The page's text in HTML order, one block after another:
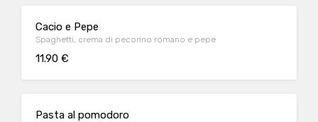
Cacio e Pepe
Spaghetti, crema di pecorino romano e pepe
11.90 €
Pasta al pomodoro